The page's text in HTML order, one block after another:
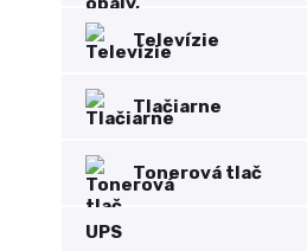
Televízie
Tlačiarne
Tonerová tlač
UPS